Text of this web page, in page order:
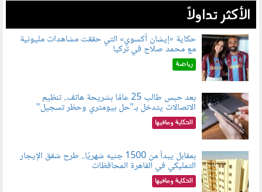
الأكثر تداولاً
080802.jpg
حكاية «إيشان أكسوي» التي حققت مشاهدات مليونية
مع محمد صلاح في تركيا
رياضة
080803.jpg
بعد حبس طالب 25 عامًا بشريحة هاتف.. تنظيم
الاتصالات يتدخل بـ"حل بيومتري وحظر تسجيل"
الحكاية ومافيها
080801.jpg
بمقابل يبدأ من 1500 جنيه شهريًا.. طرح شقق الإيجار
التمليكي في القاهرة المحافظات
الحكاية ومافيها